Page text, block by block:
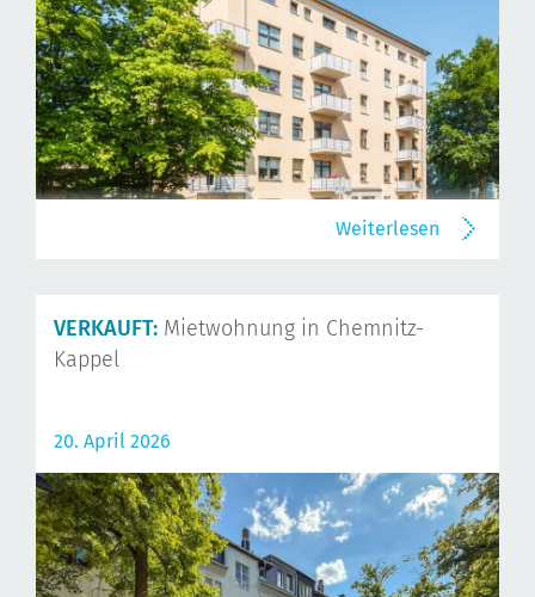
Weiterlesen
VERKAUFT: Mietwohnung in Chemnitz-
Kappel
20. April 2026